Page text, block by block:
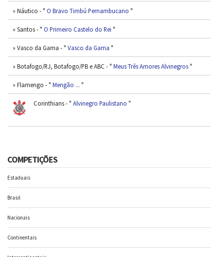
» Náutico - " O Bravo Timbú Pernambucano "
» Santos - " O Primeiro Castelo do Rei "
» Vasco da Gama - " Vasco da Gama "
» Botafogo/RJ, Botafogo/PB e ABC - " Meus Três Amores Alvinegros"
» Flamengo - " Mengão ... "
Corinthians - " Alvinegro Paulistano "
COMPETIÇÕES
Estaduais
Brasil
Nacionais
Continentais